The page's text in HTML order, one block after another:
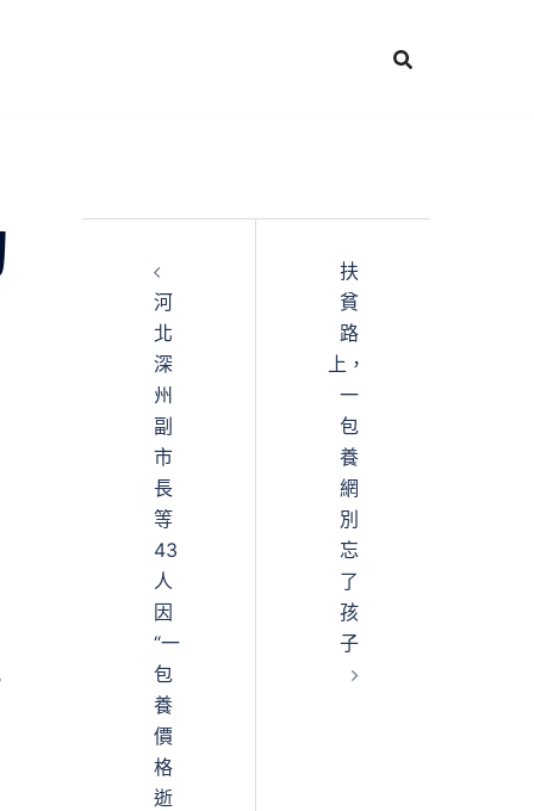
河
北
深
州
副
市
長
等
43
人
因
“一
包
養
價
格
逝
扶
貧
路
上，
一
包
養
網
別
忘
了
孩
子